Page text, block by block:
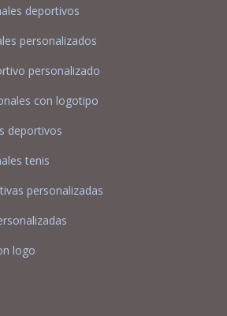
deportivos
personalizados
personalizado
con logotipo
deportivos
tenis
personalizadas
logo